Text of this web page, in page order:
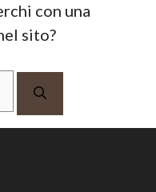
con una
sito?